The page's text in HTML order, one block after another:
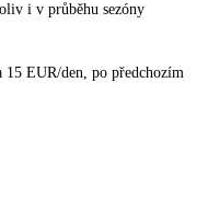
i v průběhu sezóny
15 EUR/den, po předchozím